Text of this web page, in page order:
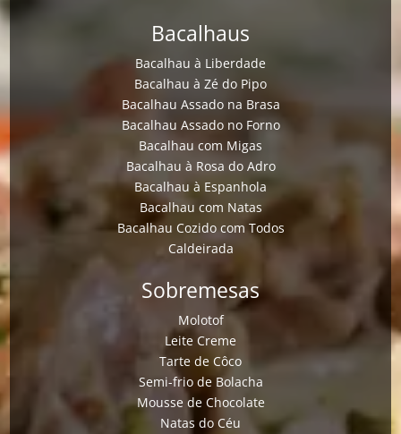
Bacalhaus
Bacalhau à Liberdade
Bacalhau à Zé do Pipo
Bacalhau Assado na Brasa
Bacalhau Assado no Forno
Bacalhau com Migas
Bacalhau à Rosa do Adro
Bacalhau à Espanhola
Bacalhau com Natas
Bacalhau Cozido com Todos
Caldeirada
Sobremesas
Molotof
Leite Creme
Tarte de Côco
Semi-frio de Bolacha
Mousse de Chocolate
Natas do Céu